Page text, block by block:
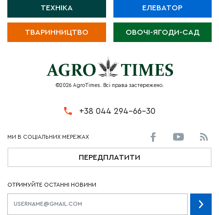
ТЕХНІКА ЕЛЕВАТОР
ТВАРИННИЦТВО ОВОЧІ-ЯГОДИ-САД
©2026 AgroTimes. Всі права застережено.
+38 044 294-66-30
ПЕРЕДПЛАТИТИ
ОТРИМУЙТЕ ОСТАННІ НОВИНИ